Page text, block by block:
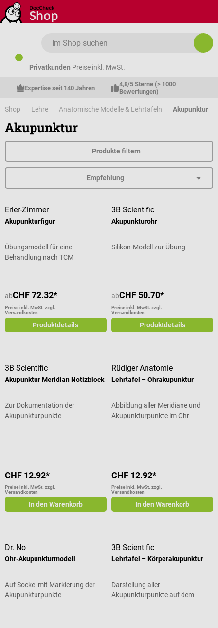
Zum Hauptinhalt springen
Privatkunden Preise inkl. MwSt.
Expertise seit 140 Jahren
4,8/5 Sterne (> 1000
Bewertungen)
Shop Lehre Anatomische Modelle & Lehrtafeln Akupunktur
Akupunktur
Produkte filtern
Erler-Zimmer
Akupunkturfigur
Übungsmodell für eine
Behandlung nach TCM
abCHF 72.32*
Preise inkl. MwSt. zzgl.
Versandkosten
Produktdetails
3B Scientific
Akupunkturohr
Silikon-Modell zur Übung
abCHF 50.70*
Preise inkl. MwSt. zzgl.
Versandkosten
Produktdetails
3B Scientific
Akupunktur Meridian Notizblock
Zur Dokumentation der
Akupunkturpunkte
CHF 12.92*
Preise inkl. MwSt. zzgl.
Versandkosten
In den Warenkorb
Rüdiger Anatomie
Lehrtafel – Ohrakupunktur
Abbildung aller Meridiane und
Akupunkturpunkte im Ohr
CHF 12.92*
Preise inkl. MwSt. zzgl.
Versandkosten
In den Warenkorb
Dr. No
Ohr-Akupunkturmodell
Auf Sockel mit Markierung der
Akupunkturpunkte
3B Scientific
Lehrtafel – Körperakupunktur
Darstellung aller
Akupunkturpunkte auf dem